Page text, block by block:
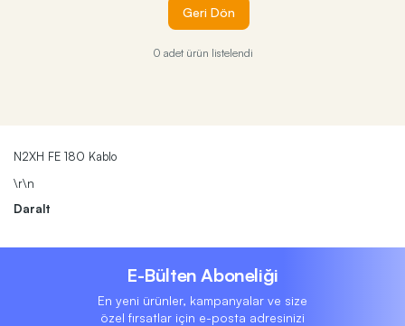
Geri Dön
0 adet ürün listelendi
N2XH FE 180 Kablo
\r\n
Daralt
E-Bülten Aboneliği
En yeni ürünler, kampanyalar ve size
özel fırsatlar için e-posta adresinizi